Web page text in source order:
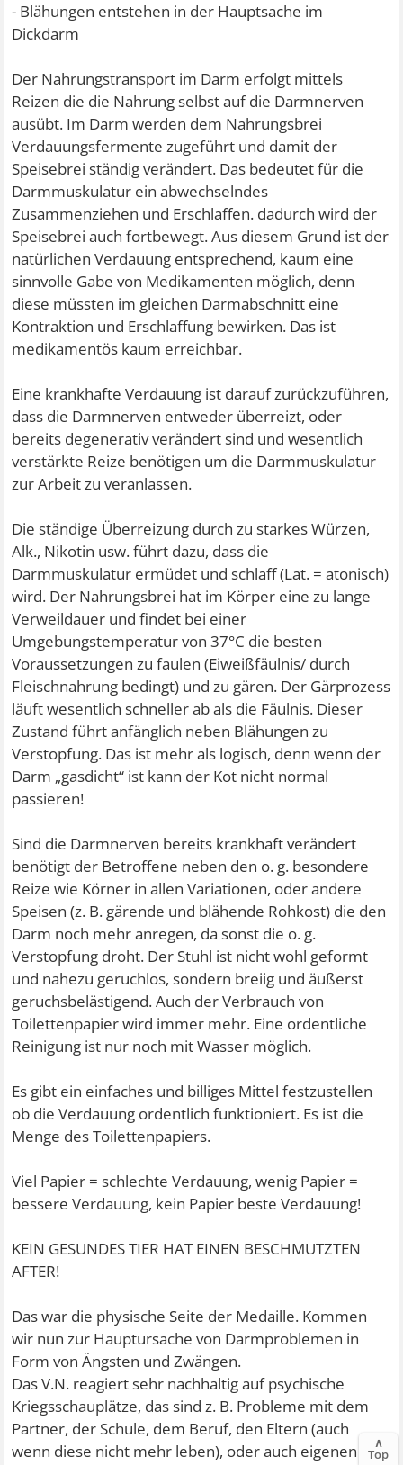
- Blähungen entstehen in der Hauptsache im
Dickdarm
Der Nahrungstransport im Darm erfolgt mittels
Reizen die die Nahrung selbst auf die Darmnerven
ausübt. Im Darm werden dem Nahrungsbrei
Verdauungsfermente zugeführt und damit der
Speisebrei ständig verändert. Das bedeutet für die
Darmmuskulatur ein abwechselndes
Zusammenziehen und Erschlaffen. dadurch wird der
Speisebrei auch fortbewegt. Aus diesem Grund ist der
natürlichen Verdauung entsprechend, kaum eine
sinnvolle Gabe von Medikamenten möglich, denn
diese müssten im gleichen Darmabschnitt eine
Kontraktion und Erschlaffung bewirken. Das ist
medikamentös kaum erreichbar.
Eine krankhafte Verdauung ist darauf zurückzuführen,
dass die Darmnerven entweder überreizt, oder
bereits degenerativ verändert sind und wesentlich
verstärkte Reize benötigen um die Darmmuskulatur
zur Arbeit zu veranlassen.
Die ständige Überreizung durch zu starkes Würzen,
Alk., Nikotin usw. führt dazu, dass die
Darmmuskulatur ermüdet und schlaff (Lat. = atonisch)
wird. Der Nahrungsbrei hat im Körper eine zu lange
Verweildauer und findet bei einer
Umgebungstemperatur von 37°C die besten
Voraussetzungen zu faulen (Eiweißfäulnis/ durch
Fleischnahrung bedingt) und zu gären. Der Gärprozess
läuft wesentlich schneller ab als die Fäulnis. Dieser
Zustand führt anfänglich neben Blähungen zu
Verstopfung. Das ist mehr als logisch, denn wenn der
Darm „gasdicht“ ist kann der Kot nicht normal
passieren!
Sind die Darmnerven bereits krankhaft verändert
benötigt der Betroffene neben den o. g. besondere
Reize wie Körner in allen Variationen, oder andere
Speisen (z. B. gärende und blähende Rohkost) die den
Darm noch mehr anregen, da sonst die o. g.
Verstopfung droht. Der Stuhl ist nicht wohl geformt
und nahezu geruchlos, sondern breiig und äußerst
geruchsbelästigend. Auch der Verbrauch von
Toilettenpapier wird immer mehr. Eine ordentliche
Reinigung ist nur noch mit Wasser möglich.
Es gibt ein einfaches und billiges Mittel festzustellen
ob die Verdauung ordentlich funktioniert. Es ist die
Menge des Toilettenpapiers.
Viel Papier = schlechte Verdauung, wenig Papier =
bessere Verdauung, kein Papier beste Verdauung!
KEIN GESUNDES TIER HAT EINEN BESCHMUTZTEN
AFTER!
Das war die physische Seite der Medaille. Kommen
wir nun zur Hauptursache von Darmproblemen in
Form von Ängsten und Zwängen.
Das V.N. reagiert sehr nachhaltig auf psychische
Kriegsschauplätze, das sind z. B. Probleme mit dem
Partner, der Schule, dem Beruf, den Eltern (auch
wenn diese nicht mehr leben), oder auch eigenen
∧
Top